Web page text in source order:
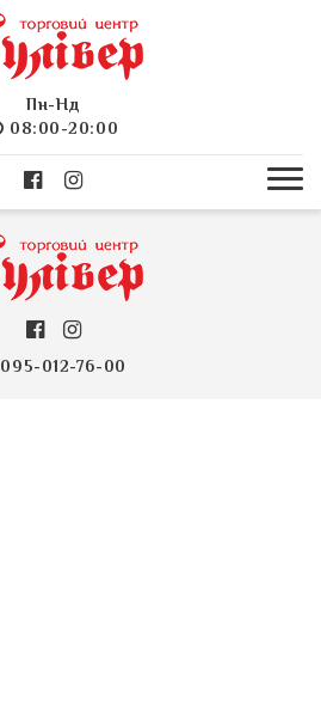
Пн-Нд
08:00-20:00
095-012-76-00